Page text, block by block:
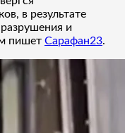
в результате
и
пишет Сарафан23.